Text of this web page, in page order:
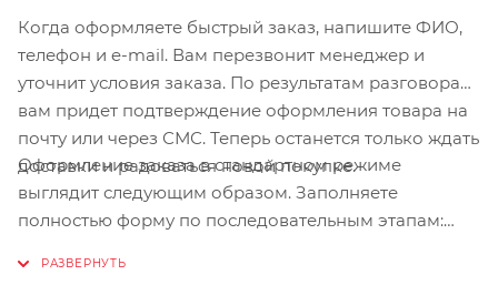
Когда оформляете быстрый заказ, напишите ФИО,
телефон и e-mail. Вам перезвонит менеджер и
уточнит условия заказа. По результатам разговора
вам придет подтверждение оформления товара на
почту или через СМС. Теперь останется только ждать
доставки и радоваться новой покупке.
Оформление заказа в стандартном режиме
выглядит следующим образом. Заполняете
полностью форму по последовательным этапам: